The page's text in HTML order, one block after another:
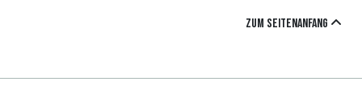
Zum Seitenanfang